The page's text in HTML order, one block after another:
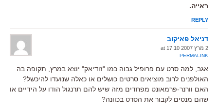
ראייה.
REPLY
דניאל פאיקוב
2 מרץ 2007 at 17:10
PERMALINK
אגב, למה סרט עם פרופיל גבוה כמו "זודיאק" יוצא במרץ, תקופה בה
האולפנים לרוב מוציאים סרטים כושלים או כאלה שנועדו להיכשל?
האם וורנר-פרמאונט מפחדים מזה שיש להם תרנגול הודו על הידיים או
שהם מנסים לקבור את הסרט בכוונה?